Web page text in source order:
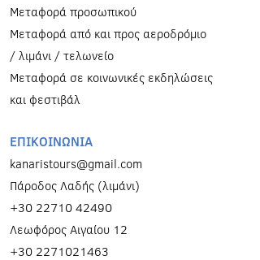
Μεταφορά προσωπικού
Μεταφορά από και προς αεροδρόμιο
/ λιμάνι / τελωνείο
Μεταφορά σε κοινωνικές εκδηλώσεις
και φεστιβάλ
ΕΠΙΚΟΙΝΩΝΙΑ
kanaristours@gmail.com
Πάροδος Λαδής (λιμάνι)
+30 22710 42490
Λεωφόρος Αιγαίου 12
+30 2271021463